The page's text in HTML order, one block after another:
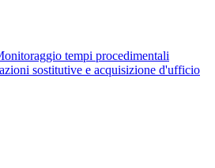
tempi procedimentali
sostitutive e acquisizione d'ufficio